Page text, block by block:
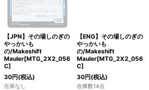
【JPN】その場しのぎの
やっかいも
の/Makeshift
Mauler[MTG_2X2_056
C]
30円(税込)
在庫なし
【ENG】その場しのぎの
やっかいも
の/Makeshift
Mauler[MTG_2X2_056
C]
30円(税込)
在庫数14点